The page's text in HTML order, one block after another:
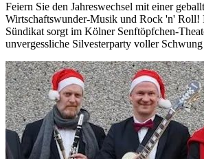
Feiern Sie den Jahreswechsel mit einer
Wirtschaftswunder-Musik und Rock 'n' Roll!
Sündikat sorgt im Kölner Senftöpfchen-
unvergessliche Silvesterparty voller